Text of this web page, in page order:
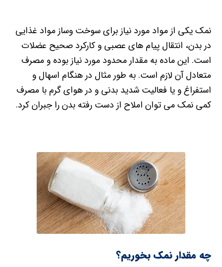
نمک یکی از مواد مورد نیاز برای سوخت وساز مواد غذایی
در بدن، انتقال پیام های عصبی و کارکرد صحیح عضلات
است. این ماده به مقدار محدود مورد نیاز بوده و مصرف
متعادل آن لازم است. به طور مثال در هنگام اسهال و
استفراغ و یا فعالیت شدید بدنی و در هوای گرم با مصرف
کمی نمک می توان املاح از دست رفته بدن را جبران کرد.
چه مقدار نمک بخوریم؟